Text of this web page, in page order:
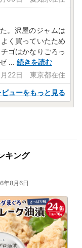
。沢屋のジャムは
く買っていたため
ゴはかなりごろっ
... 続きを読む
22日 東京都在住
ビューをもっと見る
キング
年8月6日